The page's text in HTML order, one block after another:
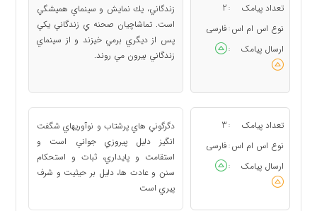
تعداد پیامک :
2
نوع اس ام اس : فارسی
ارسال پیامک
:
زندگاني، يك نمايش و سينماي هميشگي
است. تماشاچيان صحنه ي زندگاني يكي
پس از ديگري برمي خيزند و از سينماي
زندگاني بيرون مي روند.
تعداد پیامک :
3
نوع اس ام اس : فارسی
ارسال پیامک
:
دگرگوني هاي پرشتاب و نوآوريهاي شگفت
انگيز دليل پيروزي جواني است و
استقامت و پايداري، ثبات و استحكام
سنن و عادت ها، دليل بر حيثيت و شرف
پيري است